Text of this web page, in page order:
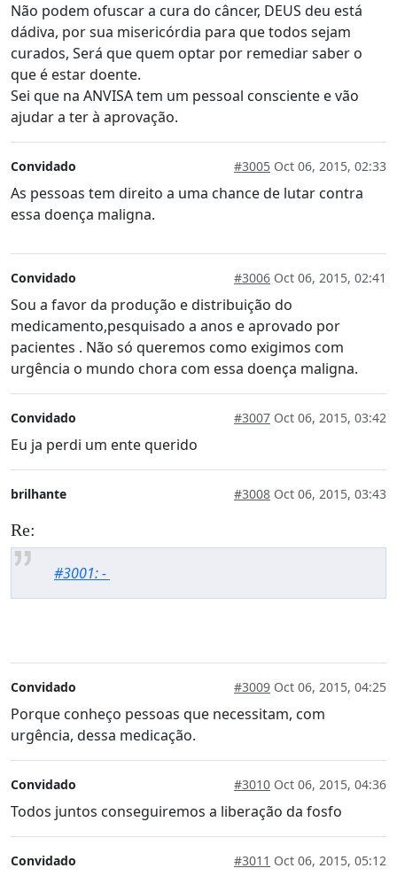
Não podem ofuscar a cura do câncer, DEUS deu está
dádiva, por sua misericórdia para que todos sejam
curados, Será que quem optar por remediar saber o
que é estar doente.
Sei que na ANVISA tem um pessoal consciente e vão
ajudar a ter à aprovação.
Convidado #3005 Oct 06, 2015, 02:33
As pessoas tem direito a uma chance de lutar contra
essa doença maligna.
Convidado #3006 Oct 06, 2015, 02:41
Sou a favor da produção e distribuição do
medicamento,pesquisado a anos e aprovado por
pacientes . Não só queremos como exigimos com
urgência o mundo chora com essa doença maligna.
Convidado #3007 Oct 06, 2015, 03:42
Eu ja perdi um ente querido
brilhante #3008 Oct 06, 2015, 03:43
Re:
#3001: -
Convidado #3009 Oct 06, 2015, 04:25
Porque conheço pessoas que necessitam, com
urgência, dessa medicação.
Convidado #3010 Oct 06, 2015, 04:36
Todos juntos conseguiremos a liberação da fosfo
Convidado #3011 Oct 06, 2015, 05:12